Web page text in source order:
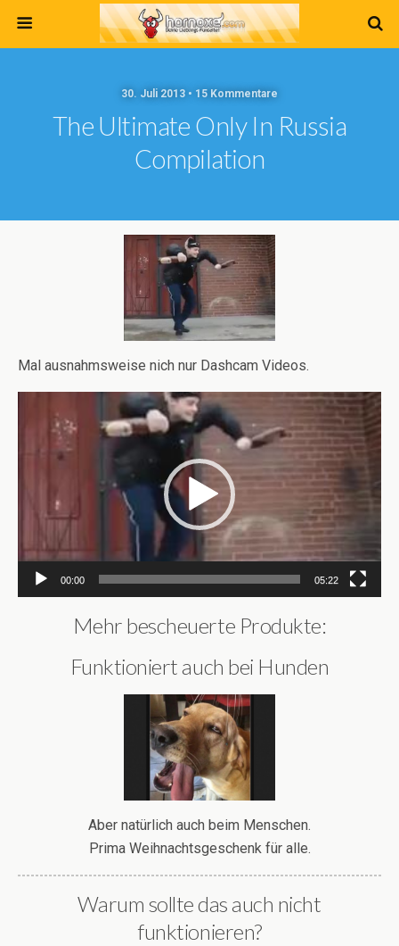
30. Juli 2013 • 15 Kommentare
The Ultimate Only In Russia
Compilation
Mal ausnahmsweise nich nur Dashcam Videos.
Player
00:00 05:22
Mehr bescheuerte Produkte:
Funktioniert auch bei Hunden
Aber natürlich auch beim Menschen.
Prima Weihnachtsgeschenk für alle.
Warum sollte das auch nicht
funktionieren?